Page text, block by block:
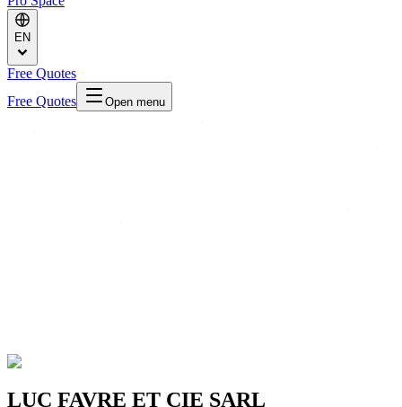
EN
Free Quotes
Free Quotes
Open menu
LUC FAVRE ET CIE SARL